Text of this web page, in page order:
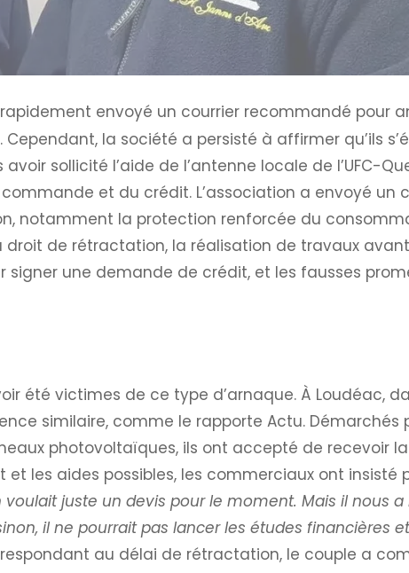
envoyé un courrier recommandé pour
la société a persisté à affirmer qu’ils
sollicité l’aide de l’antenne locale de l’UFC-
et du crédit. L’association a envoyé un
notamment la protection renforcée du
de rétractation, la réalisation de travaux
une demande de crédit, et les fausses
été victimes de ce type d’arnaque. À Loudéac,
similaire, comme le rapporte Actu. Démarchés
photovoltaïques, ils ont accepté de recevoir
les aides possibles, les commerciaux ont insisté
voulait juste un devis pour le moment. Mais il nous
il ne pourrait pas lancer les études financières
au délai de rétractation, le couple a